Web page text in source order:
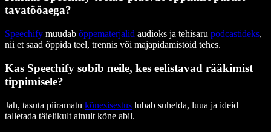
tavatööaega?
Speechify muudab õppematerjalid audioks ja tehisaru podcastideks,
nii et saad õppida teel, trennis või majapidamistöid tehes.
Kas Speechify sobib neile, kes eelistavad rääkimist
tippimisele?
Jah, tasuta piiramatu kõnesisestus lubab suhelda, luua ja ideid
talletada täielikult ainult kõne abil.